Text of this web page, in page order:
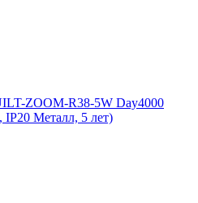
ZOOM-R38-5W Day4000
Металл, 5 лет)